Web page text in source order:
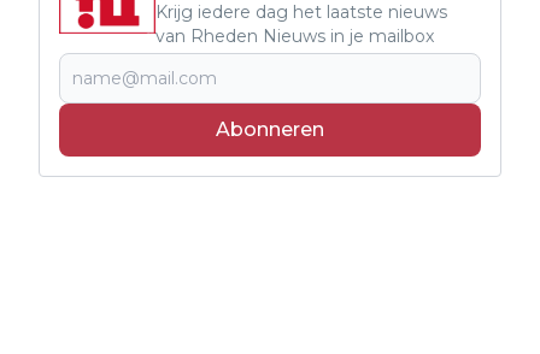
Krijg iedere dag het laatste nieuws
van Rheden Nieuws in je mailbox
Abonneren